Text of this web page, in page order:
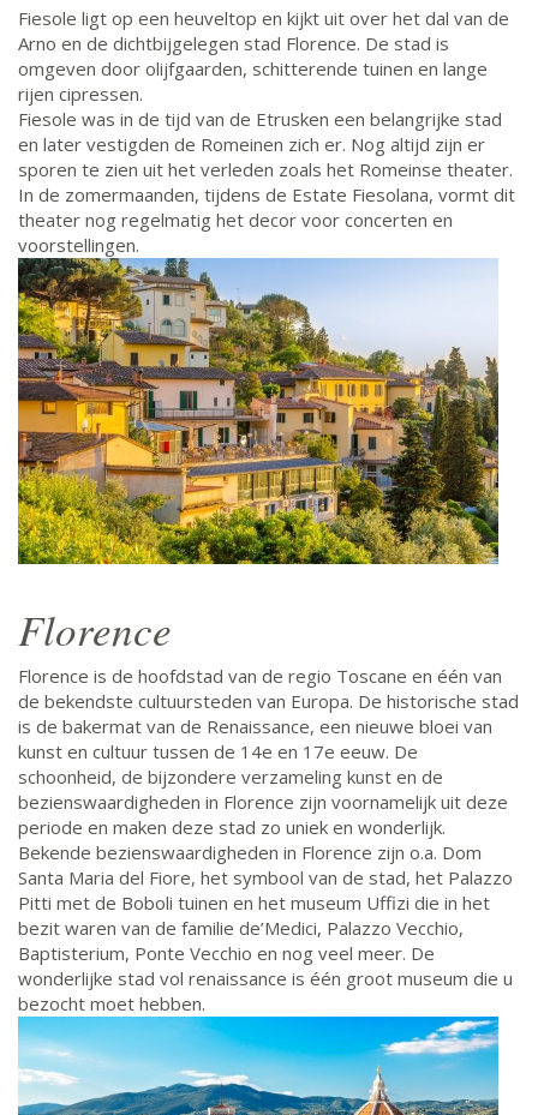
Fiesole ligt op een heuveltop en kijkt uit over het dal van de
Arno en de dichtbijgelegen stad Florence. De stad is
omgeven door olijfgaarden, schitterende tuinen en lange
rijen cipressen.
Fiesole was in de tijd van de Etrusken een belangrijke stad
en later vestigden de Romeinen zich er. Nog altijd zijn er
sporen te zien uit het verleden zoals het Romeinse theater.
In de zomermaanden, tijdens de Estate Fiesolana, vormt dit
theater nog regelmatig het decor voor concerten en
voorstellingen.
Florence
Florence is de hoofdstad van de regio Toscane en één van
de bekendste cultuursteden van Europa. De historische stad
is de bakermat van de Renaissance, een nieuwe bloei van
kunst en cultuur tussen de 14e en 17e eeuw. De
schoonheid, de bijzondere verzameling kunst en de
bezienswaardigheden in Florence zijn voornamelijk uit deze
periode en maken deze stad zo uniek en wonderlijk.
Bekende bezienswaardigheden in Florence zijn o.a. Dom
Santa Maria del Fiore, het symbool van de stad, het Palazzo
Pitti met de Boboli tuinen en het museum Uffizi die in het
bezit waren van de familie de’Medici, Palazzo Vecchio,
Baptisterium, Ponte Vecchio en nog veel meer. De
wonderlijke stad vol renaissance is één groot museum die u
bezocht moet hebben.